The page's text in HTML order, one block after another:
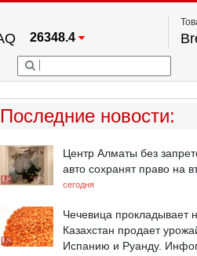
26348.4
67.17
53885.1
24484.1
Последние новости:
Центр Алматы без
авто сохранят право на
сегодня
Чечевица прокладывает
Казахстан продает
Испанию и Руанду.